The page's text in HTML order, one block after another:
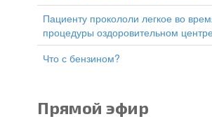
Пациенту прокололи легкое во время
процедуры оздоровительном центре
Что с бензином?
Прямой эфир